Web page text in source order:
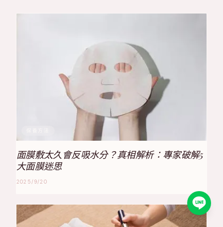
面膜敷太久會反吸水分？真相解析：專家破解5
大面膜迷思
2025/9/20